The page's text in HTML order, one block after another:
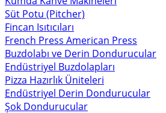
Süt Potu (Pitcher)
Fincan Isıtıcıları
French Press American Press
Buzdolabı ve Derin Dondurucular
Endüstriyel Buzdolapları
Pizza Hazırlık Üniteleri
Endüstriyel Derin Dondurucular
Şok Dondurucular